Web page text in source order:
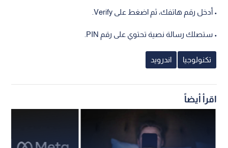
• أدخل رقم هاتفك، ثم اضغط على Verify.
• ستصلك رسالة نصية تحتوي على رقم PIN.
تكنولوجيا اندرويد
اقرأ أيضاً